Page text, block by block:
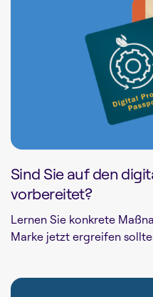
Sind Sie auf den
vorbereitet?
Lernen Sie konkrete
Marke jetzt ergreifen